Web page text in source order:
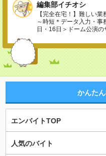
編集部イチオシ
【完全在宅！】難しい
～時短＊データ入力・事
日・16日＞ドーム公演
かんた
エンバイトTOP
人気のバイト